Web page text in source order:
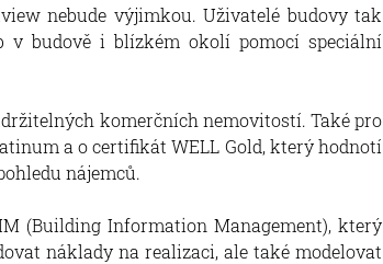
nebude výjimkou. Uživatelé budovy tak
budově i blízkém okolí pomocí speciální
komerčních nemovitostí. Také pro
a o certifikát WELL Gold, který hodnotí
nájemců.
(Building Information Management), který
náklady na realizaci, ale také modelovat